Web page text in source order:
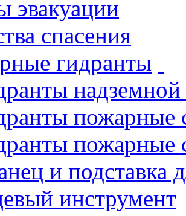
эвакуации
спасения
гидранты
пожарные
пожарные
и подставка
инструмент